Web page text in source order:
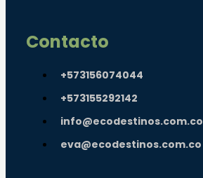
Contacto
+573156074044
+573155292142
info@ecodestinos.com.co
eva@ecodestinos.com.co